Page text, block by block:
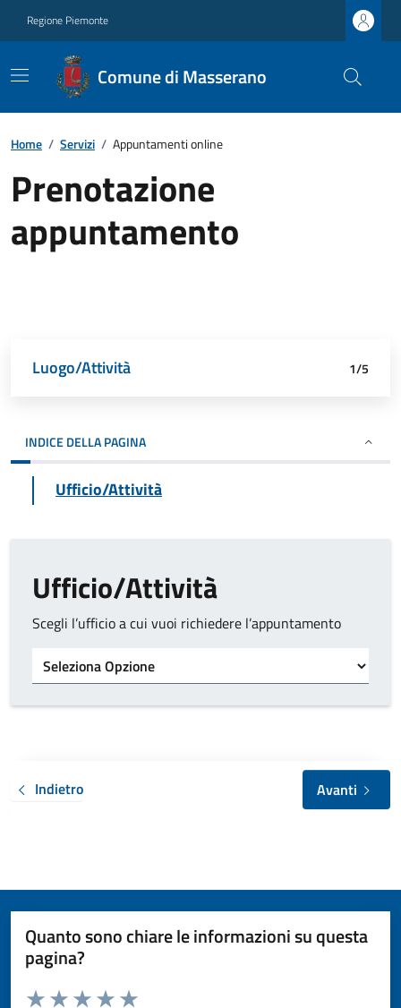
Regione Piemonte
Comune di Masserano
Home / Servizi / Appuntamenti online
Prenotazione
appuntamento
Luogo/Attività
Dettagli appuntamento
Richiedente
Data e orario
Riepilogo 1/5
INDICE DELLA PAGINA
Ufficio/Attività
Ufficio/Attività
Scegli l’ufficio a cui vuoi richiedere l’appuntamento
Indietro Avanti
Quanto sono chiare le informazioni su questa
pagina?
Valuta da 1 a 5 stelle la pagina